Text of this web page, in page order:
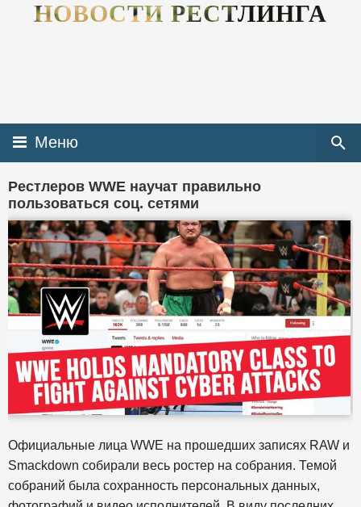
НОВОСТИ РЕСТЛИНГА
Меню
Рестлеров WWE научат правильно
пользоваться соц. сетями
Официальные лица WWE на прошедших записях RAW и
Smackdown собирали весь ростер на собрания. Темой
собраний была сохранность персональных данных,